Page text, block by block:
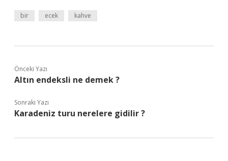
bir ecek kahve
Önceki Yazı
Altın endeksli ne demek ?
Sonraki Yazı
Karadeniz turu nerelere gidilir ?